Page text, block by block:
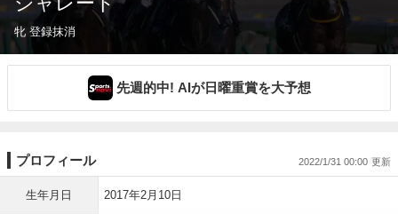
牝 登録抹消
先週的中! AIが日曜重賞を大予想
プロフィール 2022/1/31 00:00
生年月日 2017年2月10日